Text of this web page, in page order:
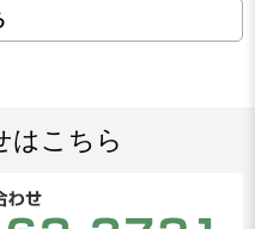
はこちら